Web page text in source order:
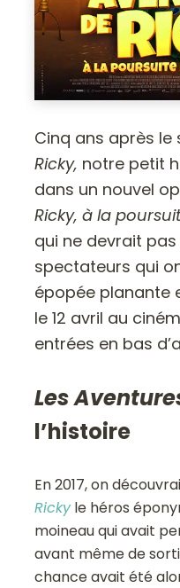
Cinq ans après le
Ricky, notre petit
dans un nouvel
Ricky, à la
qui ne devrait
spectateurs qui
épopée planante
le 12 avril au
entrées en bas
Les
l’histoire
En 2017, on
Rickyle héros
moineau qui avait
avant même de
chance avait été